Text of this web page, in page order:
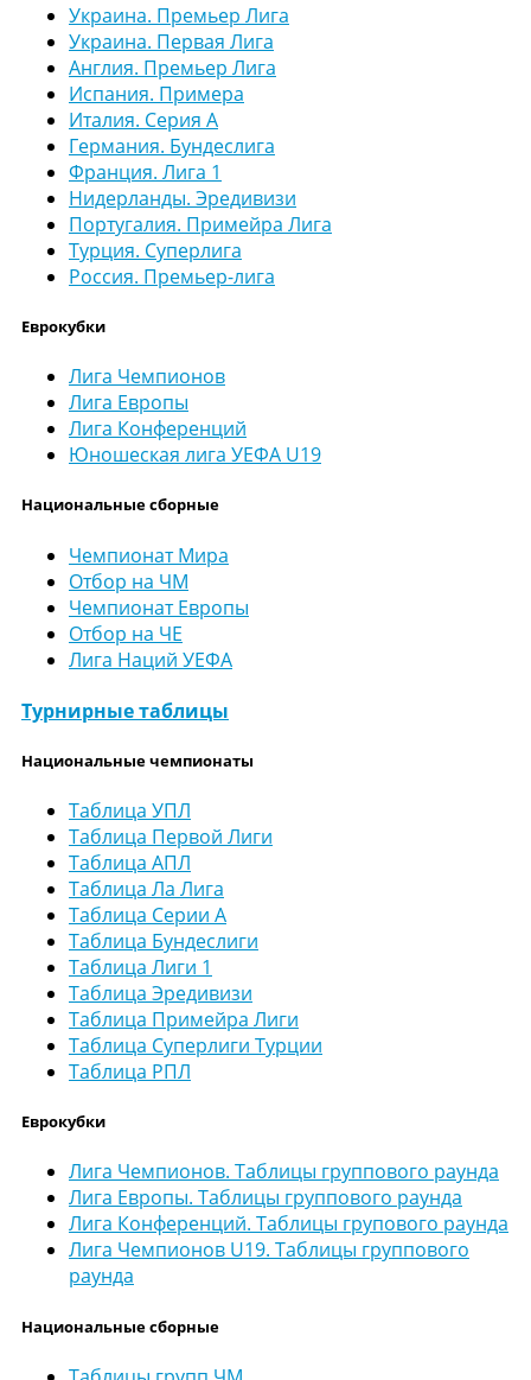
Украина. Премьер Лига
Украина. Первая Лига
Англия. Премьер Лига
Испания. Примера
Италия. Серия А
Германия. Бундеслига
Франция. Лига 1
Нидерланды. Эредивизи
Португалия. Примейра Лига
Турция. Суперлига
Россия. Премьер-лига
Еврокубки
Лига Чемпионов
Лига Европы
Лига Конференций
Юношеская лига УЕФА U19
Национальные сборные
Чемпионат Мира
Отбор на ЧМ
Чемпионат Европы
Отбор на ЧЕ
Лига Наций УЕФА
Турнирные таблицы
Национальные чемпионаты
Таблица УПЛ
Таблица Первой Лиги
Таблица АПЛ
Таблица Ла Лига
Таблица Серии А
Таблица Бундеслиги
Таблица Лиги 1
Таблица Эредивизи
Таблица Примейра Лиги
Таблица Суперлиги Турции
Таблица РПЛ
Еврокубки
Лига Чемпионов. Таблицы группового раунда
Лига Европы. Таблицы группового раунда
Лига Конференций. Таблицы групового раунда
Лига Чемпионов U19. Таблицы группового
раунда
Национальные сборные